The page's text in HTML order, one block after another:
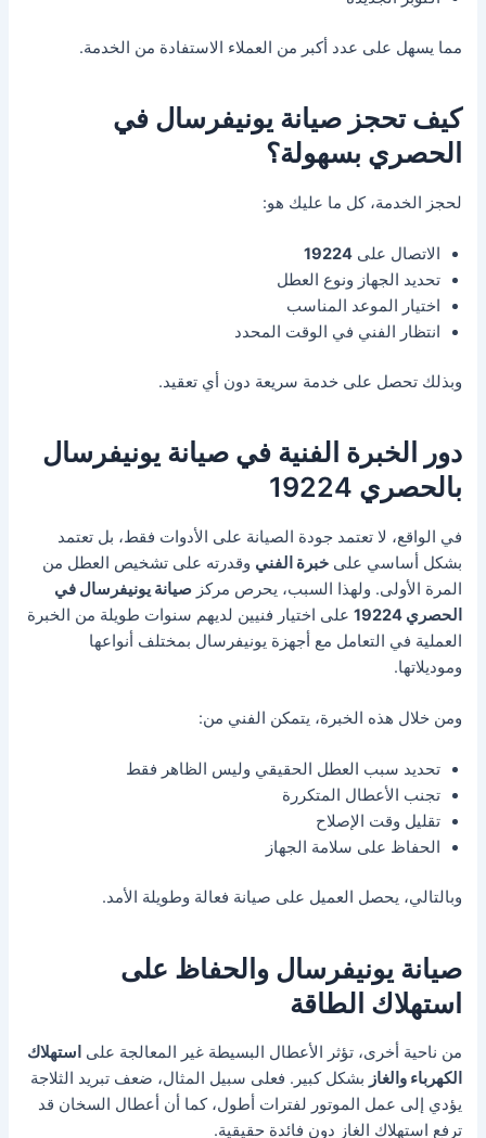
مما يسهل على عدد أكبر من العملاء الاستفادة من الخدمة.
كيف تحجز صيانة يونيفرسال في
الحصري بسهولة؟
لحجز الخدمة، كل ما عليك هو:
الاتصال على19224
تحديد الجهاز ونوع العطل
اختيار الموعد المناسب
انتظار الفني في الوقت المحدد
وبذلك تحصل على خدمة سريعة دون أي تعقيد.
دور الخبرة الفنية في صيانة يونيفرسال
بالحصري 19224
في الواقع، لا تعتمد جودة الصيانة على الأدوات فقط، بل تعتمد
بشكل أساسي علىخبرة الفني وقدرته على تشخيص العطل من
المرة الأولى. ولهذا السبب، يحرص مركزصيانة يونيفرسال في
الحصري 19224
على اختيار فنيين لديهم سنوات طويلة من الخبرة
العملية في التعامل مع أجهزة يونيفرسال بمختلف أنواعها
وموديلاتها.
ومن خلال هذه الخبرة، يتمكن الفني من:
تحديد سبب العطل الحقيقي وليس الظاهر فقط
تجنب الأعطال المتكررة
تقليل وقت الإصلاح
الحفاظ على سلامة الجهاز
وبالتالي، يحصل العميل على صيانة فعالة وطويلة الأمد.
صيانة يونيفرسال والحفاظ على
استهلاك الطاقة
من ناحية أخرى، تؤثر الأعطال البسيطة غير المعالجة على استهلاك
الكهرباء والغاز بشكل كبير. فعلى سبيل المثال، ضعف تبريد الثلاجة
يؤدي إلى عمل الموتور لفترات أطول، كما أن أعطال السخان قد
ترفع استهلاك الغاز دون فائدة حقيقية.